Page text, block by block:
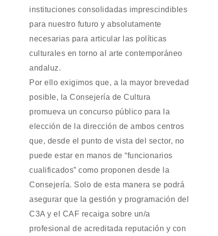
instituciones consolidadas imprescindibles
para nuestro futuro y absolutamente
necesarias para articular las políticas
culturales en torno al arte contemporáneo
andaluz.
Por ello exigimos que, a la mayor brevedad
posible, la Consejería de Cultura
promueva un concurso público para la
elección de la dirección de ambos centros
que, desde el punto de vista del sector, no
puede estar en manos de “funcionarios
cualificados” como proponen desde la
Consejería. Solo de esta manera se podrá
asegurar que la gestión y programación del
C3A y el CAF recaiga sobre un/a
profesional de acreditada reputación y con